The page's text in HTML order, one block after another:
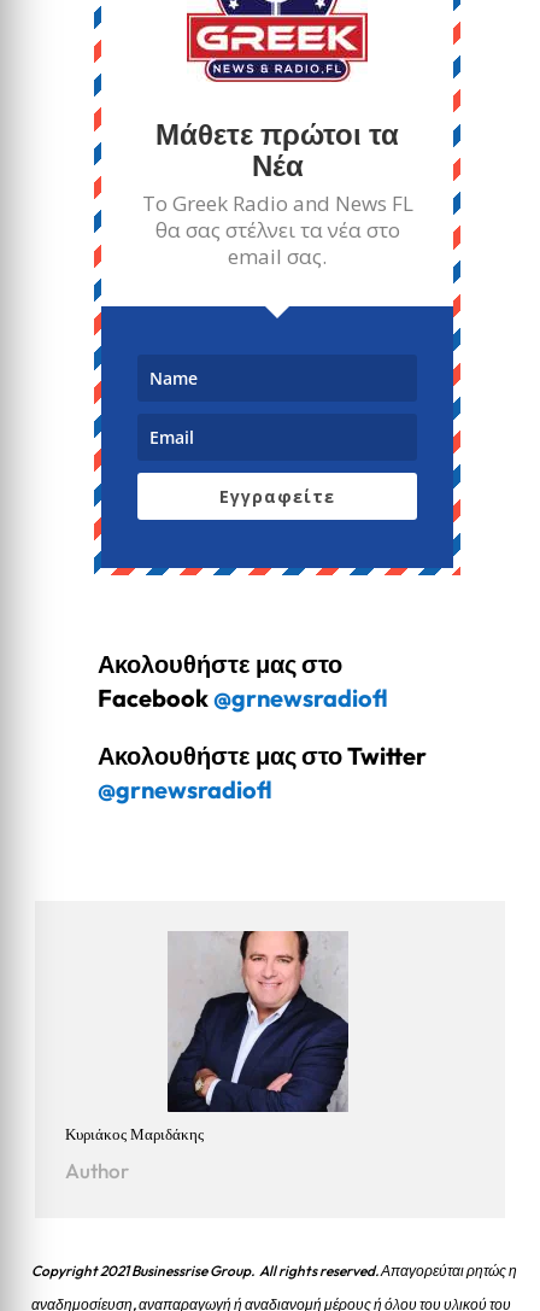
Μάθετε πρώτοι τα
Νέα
Το Greek Radio and News FL
θα σας στέλνει τα νέα στο
email σας.
Εγγραφείτε
Ακολουθήστε μας στο
Facebook@grnewsradiofl
Ακολουθήστε μας στο Twitter
@grnewsradiofl
Κυριάκος Μαριδάκης
Author
Copyright 2021 Businessrise Group. All rights reserved. Απαγορεύται ρητώς η
αναδημοσίευση, αναπαραγωγή ή αναδιανομή μέρους ή όλου του υλικού του